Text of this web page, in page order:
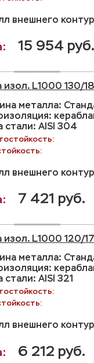
внешнего
15 954 руб.
изол. L1000 130/
металла:
стали: AISI 304
внешнего
7 421 руб.
изол. L1000 120/
металла:
стали: AISI 321
внешнего
6 212 руб.